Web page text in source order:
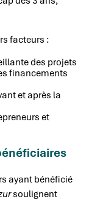
facteurs :
des projets
financements
et après la
et
ayant bénéficié
soulignent